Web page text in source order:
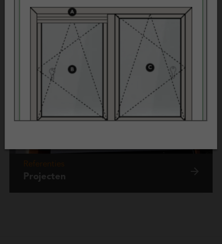
Beoordelingen
Klantenvertellen
Referenties
Projecten